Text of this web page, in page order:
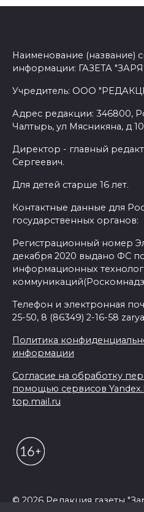
Наименование (название)
информации: ГАЗЕТА
Учредитель: ООО
Адрес редакции: 346800,
Чалтырь, ул Мясникяна, д
Директор - главный
Сергеевич.
Для детей старше 16 лет.
Контактные данные для
государственных органов:
Регистрационный номер
декабря 2020 выдано ФС
информационных
Телефон и электронная
25-50, 8 (86349) 2-16-58
Политика
информации
Согласие на обработку
помощью сервисов
top.mail.ru
© 2026 Редакция газеты